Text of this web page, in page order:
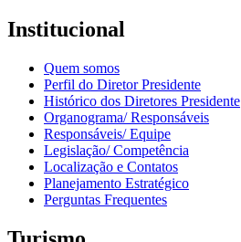
Institucional
Quem somos
Perfil do Diretor Presidente
Histórico dos Diretores Presidente
Organograma/ Responsáveis
Responsáveis/ Equipe
Legislação/ Competência
Localização e Contatos
Planejamento Estratégico
Perguntas Frequentes